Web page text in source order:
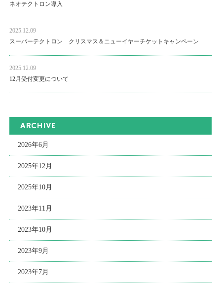
ネオテクトロン導入
2025.12.09
スーパーテクトロン クリスマス＆ニューイヤーチケットキャンペーン
2025.12.09
12月受付変更について
ARCHIVE
2026年6月
2025年12月
2025年10月
2023年11月
2023年10月
2023年9月
2023年7月